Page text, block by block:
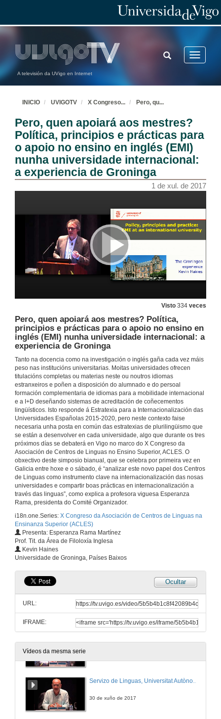
A televisión da UVigo en Internet
Toggle
TOGGLE
SEARCH
INICIO UVIGOTV X Congreso... Pero, qu...
Pero, quen apoiará aos mestres?
Política, principios e prácticas para
o apoio no ensino en inglés (EMI)
nunha universidade internacional:
a experiencia de Groninga
1 de xul. de 2017
Visto 334 veces
Pero, quen apoiará aos mestres? Política,
principios e prácticas para o apoio no ensino en
inglés (EMI) nunha universidade internacional: a
experiencia de Groninga
Tanto na docencia como na investigación o inglés gaña cada vez máis
peso nas institucións universitarias. Moitas universidades ofrecen
titulacións completas ou materias neste ou noutros idiomas
estranxeiros e poñen a disposición do alumnado e do persoal
formación complementaria de idiomas para a mobilidade internacional
e a I+D deseñando sistemas de acreditación de coñecementos
lingüísticos. Isto responde á Estratexia para a Internacionalización das
Universidades Españolas 2015-2020, pero neste contexto faise
necesaria unha posta en común das estratexias de plurilingüismo que
se están a desenvolver en cada universidade, algo que durante os tres
próximos días se debaterá en Vigo no marco do X Congreso da
Asociación de Centros de Linguas no Ensino Superior, ACLES. O
obxectivo deste simposio bianual, que se celebra por primeira vez en
Galicia entre hoxe e o sábado, é “analizar este novo papel dos Centros
de Linguas como instrumento clave na internacionalización das nosas
universidades e compartir boas prácticas en internacionalización a
través das linguas”, como explica a profesora viguesa Esperanza
Rama, presidenta do Comité Organizador.
i18n.one.Series: X Congreso da Asociación de Centros de Linguas na
Ensinanza Superior (ACLES)
Presenta: Esperanza Rama Martínez
Prof. Tit. da Área de Filoloxía Inglesa
Kevin Haines
Universidade de Groninga, Países Baixos
Ocultar
URL:
IFRAME:
Vídeos da mesma serie
Intervención de Cristina Pérez Guillot (Presidenta de ACLES)
29 de xuño de 2017
Intervención de Esperanza Rama Martínez (Presidenta do Comité Organizador, Universidade de Vigo)
29 de xuño de 2017
29 de xuño de 2017
29 de xuño de 2017
Quenda de preguntas: Linguas e internacionalización: estratexias e políticas
29 de xuño de 2017
30 de xuño de 2017
30 de xuño de 2017
30 de xuño de 2017